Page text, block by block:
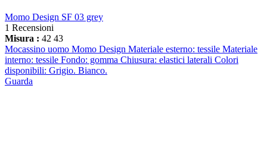
Momo Design SF 03 grey
1 Recensioni
Misura : 42 43
Mocassino uomo Momo Design Materiale esterno: tessile Materiale
interno: tessile Fondo: gomma Chiusura: elastici laterali Colori
disponibili: Grigio. Bianco.
Guarda